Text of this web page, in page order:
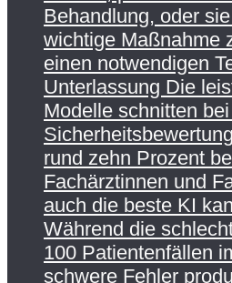
Behandlung, oder
wichtige Maßnahme
einen notwendigen
Unterlassung Die
Modelle schnitten
rund zehn Prozent
Fachärztinnen und
auch die beste KI
Während die
100 Patientenfällen
schwere Fehler